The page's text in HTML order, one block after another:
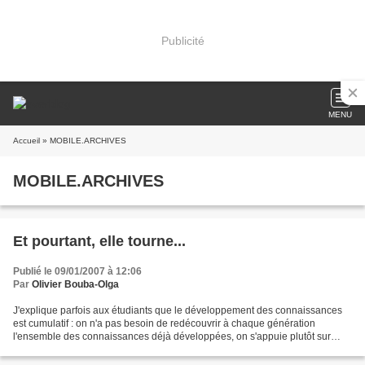
Publicité
MENU
Accueil » MOBILE.ARCHIVES
MOBILE.ARCHIVES
Et pourtant, elle tourne...
Publié le 09/01/2007 à 12:06
Par Olivier Bouba-Olga
J'explique parfois aux étudiants que le développement des connaissances
est cumulatif : on n'a pas besoin de redécouvrir à chaque génération
l'ensemble des connaissances déjà développées, on s'appuie plutôt sur